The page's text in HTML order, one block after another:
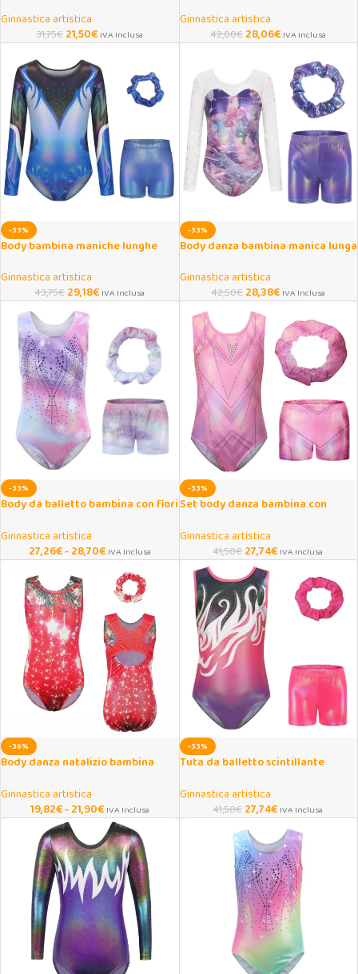
Ginnastica artistica
31,75€21,50€ IVA Inclusa
Ginnastica artistica
42,00€ 28,06€ IVA Inclusa
-33%
Body bambina maniche lunghe
Ginnastica artistica
43,75€ 29,18€ IVA Inclusa
-33%
Body danza bambina manica lunga
Ginnastica artistica
42,50€ 28,38€ IVA Inclusa
-33%
Body da balletto bambina con fiori
Ginnastica artistica
27,26€-28,70€ IVA Inclusa
-33%
Set body danza bambina con
Ginnastica artistica
41,50€27,74€ IVA Inclusa
-36%
Body danza natalizio bambina
Ginnastica artistica
19,82€-21,90€ IVA Inclusa
-33%
Tuta da balletto scintillante
Ginnastica artistica
41,50€27,74€ IVA Inclusa